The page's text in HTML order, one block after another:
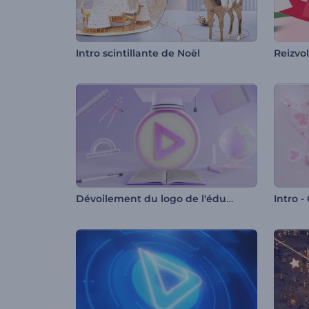
Intro scintillante de Noël
Dévoilement du logo de l'éducation Intro -